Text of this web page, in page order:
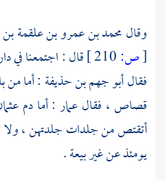
وقالمحمد بن عمرو بن علقمة
[ص: قال : اجتمعنا في
فقالأبو جهم بن حذيفة : أما من
قصاص ، فقالعمار : أما دم
أتقتص من جلدات جلدتهن ،
يومئذ عن غير بيعة .